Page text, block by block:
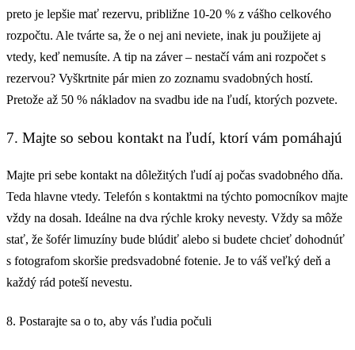
preto je lepšie mať rezervu, približne 10-20 % z vášho celkového
rozpočtu. Ale tvárte sa, že o nej ani neviete, inak ju použijete aj
vtedy, keď nemusíte. A tip na záver – nestačí vám ani rozpočet s
rezervou? Vyškrtnite pár mien zo zoznamu svadobných hostí.
Pretože až 50 % nákladov na svadbu ide na ľudí, ktorých pozvete.
7. Majte so sebou kontakt na ľudí, ktorí vám pomáhajú
Majte pri sebe kontakt na dôležitých ľudí aj počas svadobného dňa.
Teda hlavne vtedy. Telefón s kontaktmi na týchto pomocníkov majte
vždy na dosah. Ideálne na dva rýchle kroky nevesty. Vždy sa môže
stať, že šofér limuzíny bude blúdiť alebo si budete chcieť dohodnúť
s fotografom skoršie predsvadobné fotenie. Je to váš veľký deň a
každý rád poteší nevestu.
8. Postarajte sa o to, aby vás ľudia počuli